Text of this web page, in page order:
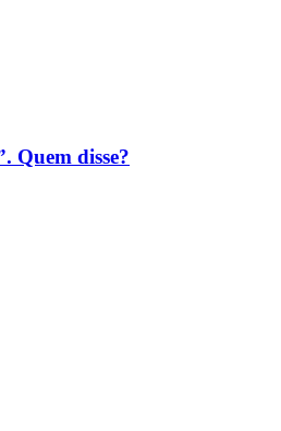
Quem disse?